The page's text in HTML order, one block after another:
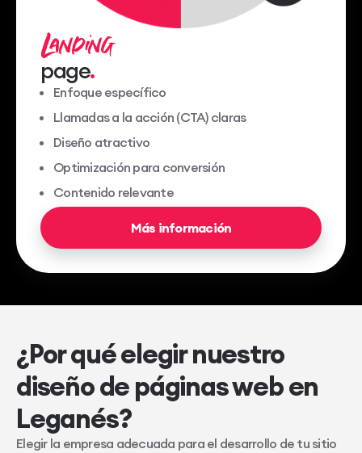
Landing
page
Enfoque específico
Llamadas a la acción (CTA) claras
Diseño atractivo
Optimización para conversión
Contenido relevante
Más información
¿Por qué elegir nuestro
diseño de páginas web en
Leganés?
Elegir la empresa adecuada para el desarrollo de tu sitio